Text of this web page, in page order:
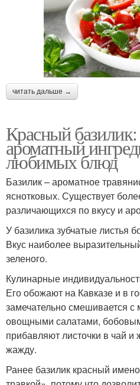
читать дальше →
Красный
ароматный
любимых блюд
Базилик – ароматное
яснотковых. Существует
различающихся по вкусу и
У базилика зубчатые листья
Вкус наиболее
зеленого.
Кулинарные
Его обожают на Кавказе и в
замечательно смешивается
овощными салатами,
прибавляют листочки в чай и
жажду.
Ранее базилик красный